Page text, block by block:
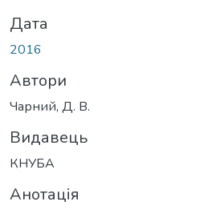
Дата
2016
Автори
Чарний, Д. В.
Видавець
КНУБА
Анотація